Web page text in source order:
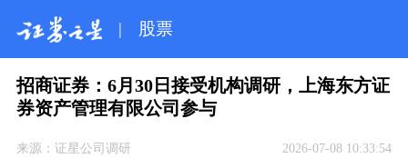
| 股票
招商证券：6月30日接受机构调研，上海东方证
券资产管理有限公司参与
来源： 证星公司调研 2026-07-08 10:33:54